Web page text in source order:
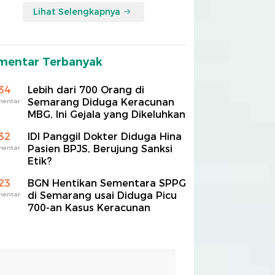
Lihat Selengkapnya
Terbanyak
Lebih dari 700 Orang di
Semarang Diduga Keracunan
MBG, Ini Gejala yang Dikeluhkan
IDI Panggil Dokter Diduga Hina
Pasien BPJS, Berujung Sanksi
Etik?
BGN Hentikan Sementara SPPG
di Semarang usai Diduga Picu
700-an Kasus Keracunan